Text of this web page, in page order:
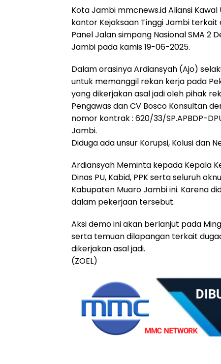
Kota Jambi mmcnews.id Aliansi
kantor Kejaksaan Tinggi Jambi terkait
Panel Jalan simpang Nasional SMA 2
Jambi pada kamis 19-06-2025.
Dalam orasinya Ardiansyah (Ajo)
untuk memanggil rekan kerja pada
yang dikerjakan asal jadi oleh pihak
Pengawas dan CV Bosco Konsultan
nomor kontrak : 620/33/SP.APBDP-
Jambi.
Diduga ada unsur Korupsi, Kolusi dan
Ardiansyah Meminta kepada Kepala
Dinas PU, Kabid, PPK serta seluruh
Kabupaten Muaro Jambi ini. Karena
dalam pekerjaan tersebut.
Aksi demo ini akan berlanjut pada
serta temuan dilapangan terkait
dikerjakan asal jadi.
(ZOEL)